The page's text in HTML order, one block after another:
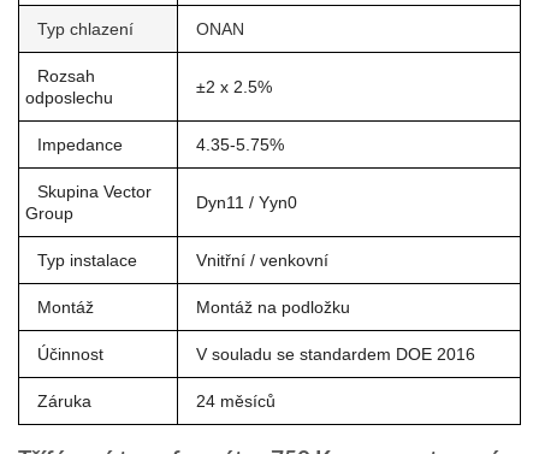
Typ chlazení ONAN
Rozsah
odposlechu
±2 x 2.5%
Impedance 4.35-5.75%
Skupina Vector
Group
Dyn11 / Yyn0
Typ instalace Vnitřní / venkovní
Montáž Montáž na podložku
Účinnost V souladu se standardem DOE 2016
Záruka 24 měsíců